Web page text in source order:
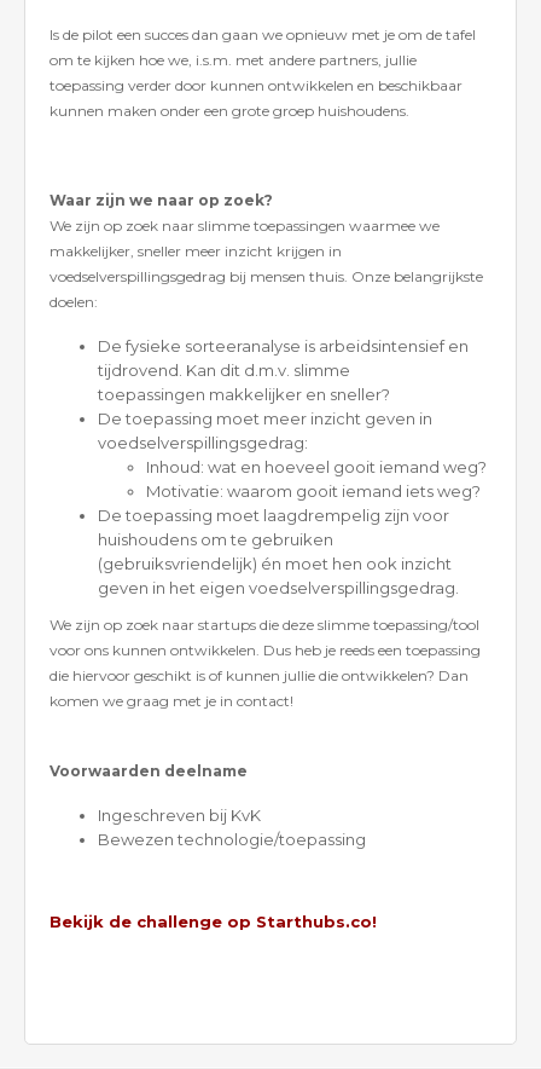
Is de pilot een succes dan gaan we opnieuw met je om de tafel
om te kijken hoe we, i.s.m. met andere partners, jullie
toepassing verder door kunnen ontwikkelen en beschikbaar
kunnen maken onder een grote groep huishoudens.
Waar zijn we naar op zoek?
We zijn op zoek naar slimme toepassingen waarmee we
makkelijker, sneller meer inzicht krijgen in
voedselverspillingsgedrag bij mensen thuis. Onze belangrijkste
doelen:
De fysieke sorteeranalyse is arbeidsintensief en
tijdrovend. Kan dit d.m.v. slimme
toepassingen makkelijker en sneller?
De toepassing moet meer inzicht geven in
voedselverspillingsgedrag:
Inhoud: wat en hoeveel gooit iemand weg?
Motivatie: waarom gooit iemand iets weg?
De toepassing moet laagdrempelig zijn voor
huishoudens om te gebruiken
(gebruiksvriendelijk) én moet hen ook inzicht
geven in het eigen voedselverspillingsgedrag.
We zijn op zoek naar startups die deze slimme toepassing/tool
voor ons kunnen ontwikkelen. Dus heb je reeds een toepassing
die hiervoor geschikt is of kunnen jullie die ontwikkelen? Dan
komen we graag met je in contact!
Voorwaarden deelname
Ingeschreven bij KvK
Bewezen technologie/toepassing
Bekijk de challenge op Starthubs.co!